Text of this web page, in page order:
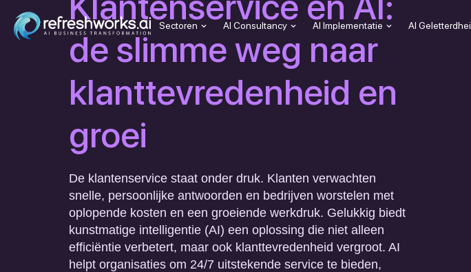
Sectoren AI Consultancy AI Implementatie AI
de slimme weg naar
klanttevredenheid en
groei
De klantenservice staat onder druk. Klanten verwachten
snelle, persoonlijke antwoorden en bedrijven worstelen met
oplopende kosten en een groeiende werkdruk. Gelukkig biedt
kunstmatige intelligentie (AI) een oplossing die niet alleen
efficiëntie verbetert, maar ook klanttevredenheid vergroot. AI
helpt organisaties om 24/7 uitstekende service te bieden,